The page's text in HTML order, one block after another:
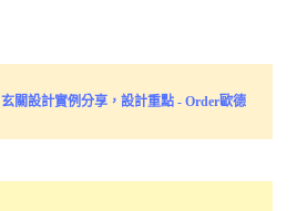
玄關設計實例分享，設計重點 - Order歐德